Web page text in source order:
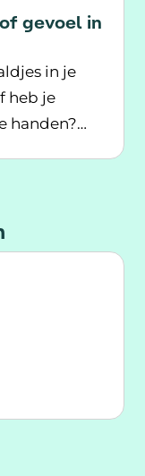
gevoel in
in je
heb je
handen?
of een doof